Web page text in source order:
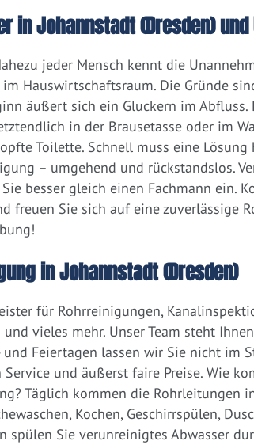
in Johannstadt (Dresden) und
jeder Mensch kennt die
Hauswirtschaftsraum. Die Gründe
äußert sich ein Gluckern im Abfluss.
in der Brausetasse oder im
Toilette. Schnell muss eine Lösung
– umgehend und rückstandslos.
besser gleich einen Fachmann ein.
freuen Sie sich auf eine zuverlässige
in Johannstadt (Dresden)
für Rohrreinigungen,
vieles mehr. Unser Team steht
und Feiertagen lassen wir Sie nicht im
und äußerst faire Preise. Wie
Täglich kommen die Rohrleitungen
Kochen, Geschirrspülen,
Sie verunreinigtes Abwasser